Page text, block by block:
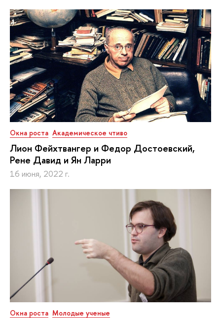
Окна роста Академическое чтиво
Лион Фейхтвангер и Федор Достоевский,
Рене Давид и Ян Ларри
16 июня, 2022 г.
Окна роста Молодые ученые